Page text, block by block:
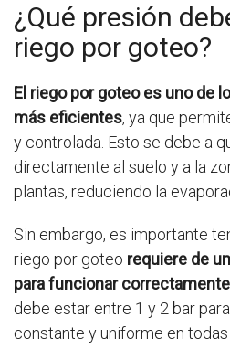
¿Qué presión
riego por goteo?
El riego por goteo es uno de
más eficientes, ya que
y controlada. Esto se debe a
directamente al suelo y a la
plantas, reduciendo la
Sin embargo, es importante
riego por goteo requiere de
para funcionar
debe estar entre 1 y 2 bar
constante y uniforme en